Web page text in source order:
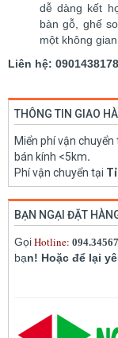
dễ dàng kết
bàn gỗ, ghế
một không
Liên hệ:
THÔNG TIN GIAO
Miển phí vận chuyển
bán kính <5km.
Phí vận chuyển tại
BẠN NGẠI ĐẶT
GọiHotline:
bạn! Hoặc để lại